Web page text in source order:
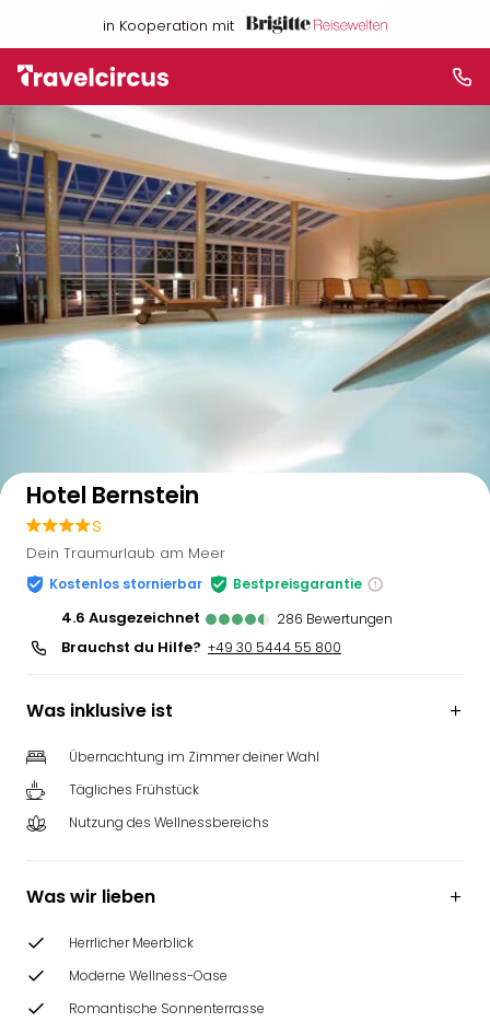
in Kooperation mit
Auf der Karte anzeigen
Hotel Bernstein
s
Dein Traumurlaub am Meer
Kostenlos stornierbar Bestpreisgarantie
4.6 ausgezeichnet 286 Bewertungen
Brauchst du Hilfe? +49 30 5444 55 800
Was inklusive ist
Übernachtung im Zimmer deiner Wahl
Tägliches Frühstück
Nutzung des Wellnessbereichs
Was wir lieben
Herrlicher Meerblick
Moderne Wellness-Oase
Romantische Sonnenterrasse